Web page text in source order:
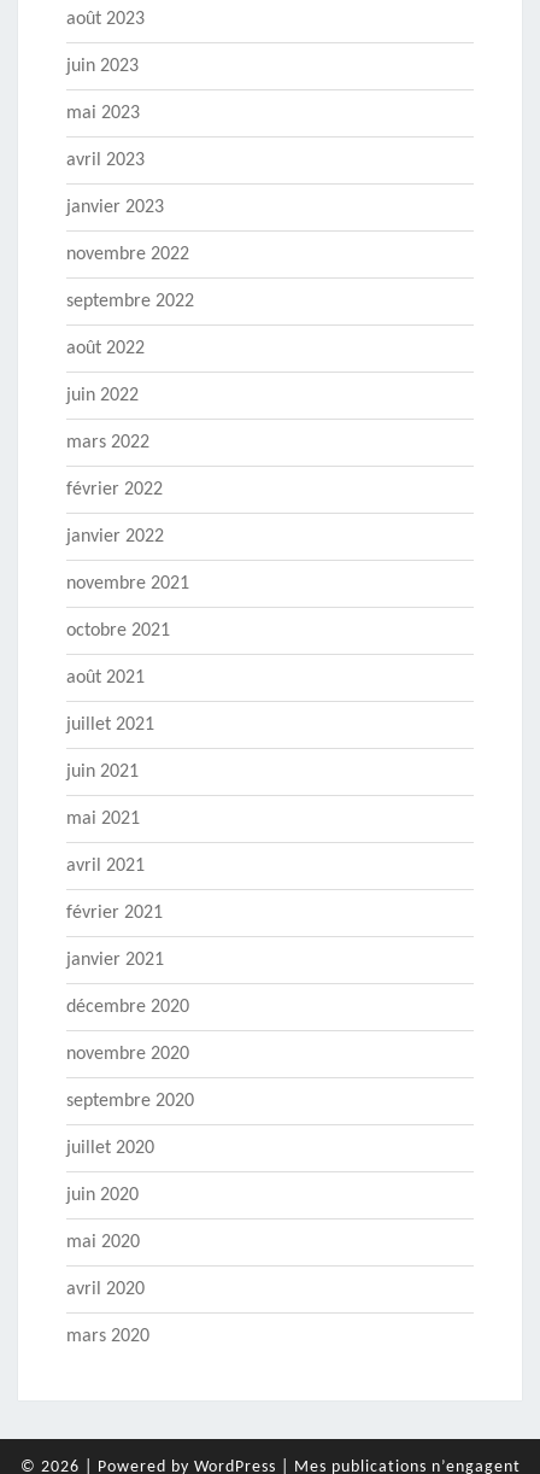
août 2023
juin 2023
mai 2023
avril 2023
janvier 2023
novembre 2022
septembre 2022
août 2022
juin 2022
mars 2022
février 2022
janvier 2022
novembre 2021
octobre 2021
août 2021
juillet 2021
juin 2021
mai 2021
avril 2021
février 2021
janvier 2021
décembre 2020
novembre 2020
septembre 2020
juillet 2020
juin 2020
mai 2020
avril 2020
mars 2020
© 2026 Powered by WordPress Mes publications n’engagent